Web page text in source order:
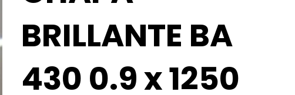
BRILLANTE BA
430 0.9 x 1250